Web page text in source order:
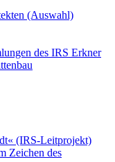
(Auswahl)
des IRS Erkner
(IRS-Leitprojekt)
Zeichen des